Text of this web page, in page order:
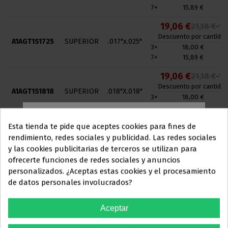
Este sitio web está dirigidoen
exclusivaa
PROFESIONALES DEL
SECTOR
ODONTOLÓGICO
7+
15,89 €
A1AGT1S1725 SUPERIOR .017"x.025"
19,06 € -
Descuento por cantidad
3+
18,00 €
7+
15,89 €
A1AGT1S1818 SUPERIOR .018"X.018"
19,06 € -
Descuento por cantidad
3+
18,00 €
7+
15,89 €
A1AGT1S1825 SUPERIOR .018"X.025"
19,06 €21,18 €
Descuento por cantidad
3+
18,00 €
7+
19,06 €21,18 €
3+
18,00 €
21,18 €-
Esta tienda te pide que aceptes cookies para fines de
rendimiento, redes sociales y publicidad. Las redes sociales
y las cookies publicitarias de terceros se utilizan para
ofrecerte funciones de redes sociales y anuncios
personalizados. ¿Aceptas estas cookies y el procesamiento
de datos personales involucrados?
Aceptar